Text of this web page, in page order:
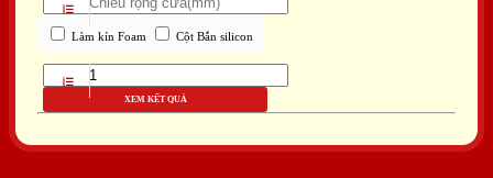
Làm kín Foam Cột Bắn silicon
XEM KẾT QUẢ